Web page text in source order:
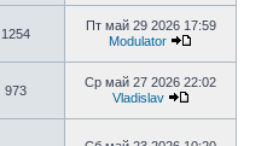
1254
Пт май 29 2026 17:59
Modulator
973
Ср май 27 2026 22:02
Vladislav